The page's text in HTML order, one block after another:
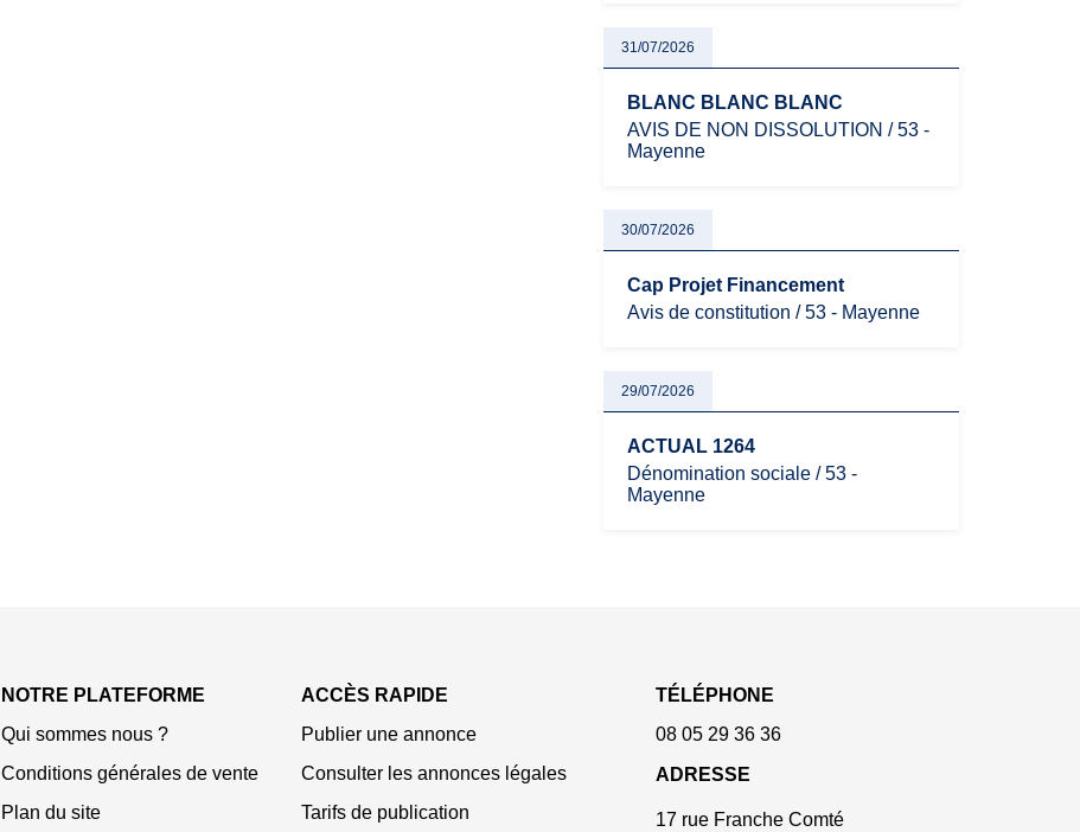
31/07/2026
BLANC BLANC BLANC
AVIS DE NON DISSOLUTION / 53 -
Mayenne
30/07/2026
Cap Projet Financement
Avis de constitution / 53 - Mayenne
29/07/2026
ACTUAL 1264
Dénomination sociale / 53 -
Mayenne
NOTRE PLATEFORME
Qui sommes nous ?
Conditions générales de vente
Plan du site
ACCÈS RAPIDE
Publier une annonce
Consulter les annonces légales
Tarifs de publication
TÉLÉPHONE
08 05 29 36 36
ADRESSE
17 rue Franche Comté